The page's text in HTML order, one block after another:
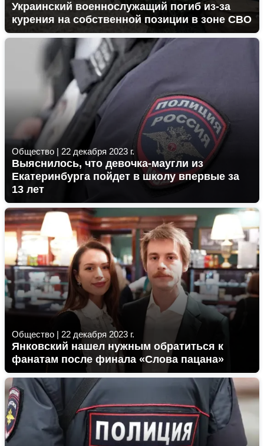
Украинский военнослужащий погиб из-за
курения на собственной позиции в зоне СВО
Общество | 22 декабря 2023 г.
Выяснилось, что девочка-маугли из
Екатеринбурга пойдет в школу впервые за
13 лет
Общество | 22 декабря 2023 г.
Янковский нашел нужным обратиться к
фанатам после финала «Слова пацана»